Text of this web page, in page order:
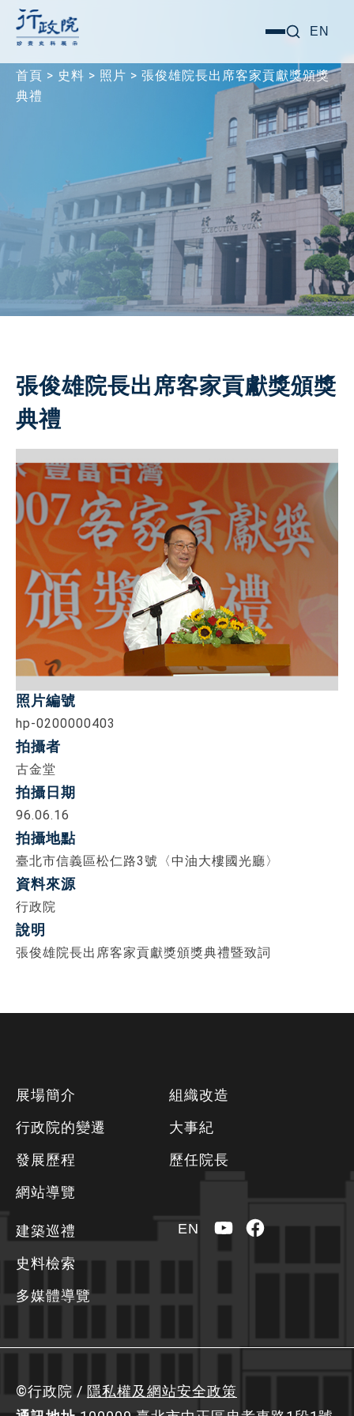
主
選
EN
首頁 > 史料 > 照片 > 張俊雄院長出席客家貢獻獎頒獎
典禮
張俊雄院長出席客家貢獻獎頒獎
典禮
照片編號
hp-0200000403
拍攝者
古金堂
拍攝日期
96.06.16
拍攝地點
臺北市信義區松仁路3號〈中油大樓國光廳〉
資料來源
行政院
說明
張俊雄院長出席客家貢獻獎頒獎典禮暨致詞
展場簡介
行政院的變遷
發展歷程
網站導覽
組織改造
大事紀
歷任院長
建築巡禮
史料檢索
多媒體導覽
EN YouTubeFacebook
©行政院 / 隱私權及網站安全政策